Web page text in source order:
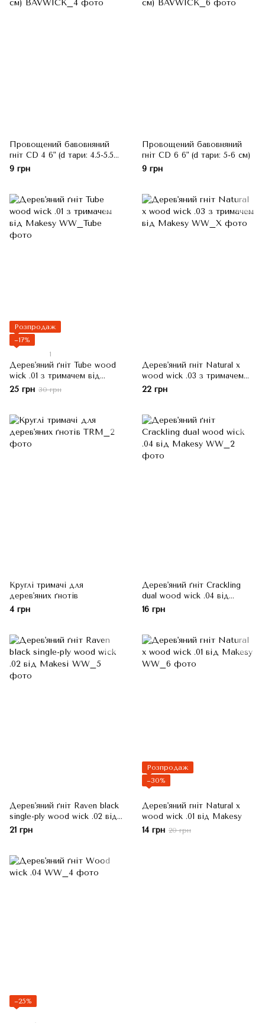
Провощений бавовняний
гніт CD 4 6" (d тари: 4.5-5.5
см)
9 грн
Провощений бавовняний
гніт CD 6 6" (d тари: 5-6 см)
9 грн
Розпродаж
−17%
1
Дерев'яний ґніт Tube wood
wick .01 з тримачем від
Makesy
25 грн 30 грн
Дерев'яний гніт Natural x
wood wick .03 з тримачем
від Makesy
22 грн
Круглі тримачі для
дерев'яних ґнотів
4 грн
Дерев'яний ґніт Crackling
dual wood wick .04 від
Makesy
16 грн
Дерев'яний ґніт Raven black
single-ply wood wick .02 від
Makesi
21 грн
Розпродаж
−30%
Дерев'яний гніт Natural x
wood wick .01 від Makesy
14 грн 20 грн
−25%